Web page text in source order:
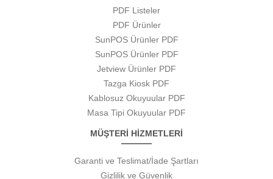
PDF Listeler
PDF Ürünler
SunPOS Ürünler PDF
SunPOS Ürünler PDF
Jetview Ürünler PDF
Tazga Kiosk PDF
Kablosuz Okuyuular PDF
Masa Tipi Okuyuular PDF
MÜŞTERİ HİZMETLERİ
Garanti ve Teslimat/İade Şartları
Gizlilik ve Güvenlik